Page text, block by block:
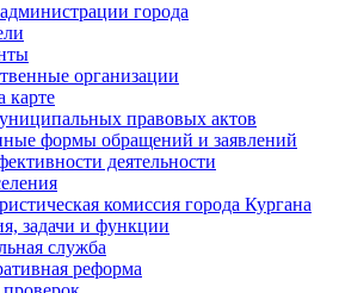
города
организации
карте
правовых актов
формы обращений и заявлений
деятельности
комиссия города Кургана
задачи и функции
служба
реформа